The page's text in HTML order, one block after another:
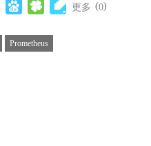
更多 (0)
Prometheus